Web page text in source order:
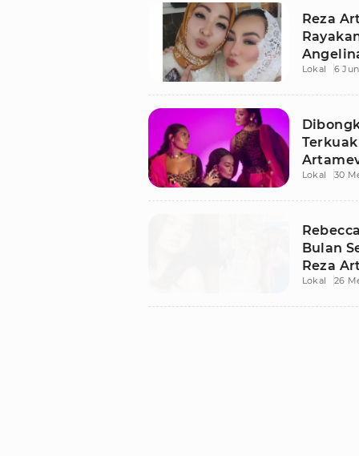
Reza
Lokal 6
Terduga
Lokal 30
Bulan
Reza
Wisuda
Lokal 26